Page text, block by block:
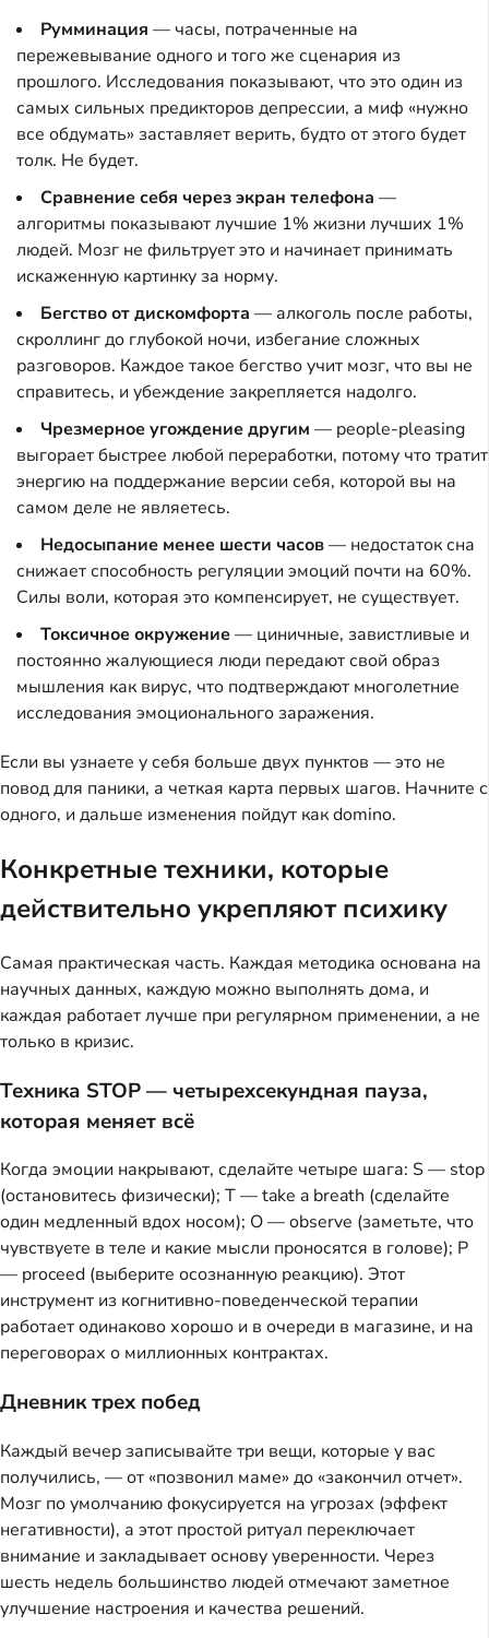
Румминация — часы, потраченные на
пережевывание одного и того же сценария из
прошлого. Исследования показывают, что это один из
самых сильных предикторов депрессии, а миф «нужно
все обдумать» заставляет верить, будто от этого будет
толк. Не будет.
Сравнение себя через экран телефона —
алгоритмы показывают лучшие 1% жизни лучших 1%
людей. Мозг не фильтрует это и начинает принимать
искаженную картинку за норму.
Бегство от дискомфорта — алкоголь после работы,
скроллинг до глубокой ночи, избегание сложных
разговоров. Каждое такое бегство учит мозг, что вы не
справитесь, и убеждение закрепляется надолго.
Чрезмерное угождение другим — people-pleasing
выгорает быстрее любой переработки, потому что тратит
энергию на поддержание версии себя, которой вы на
самом деле не являетесь.
Недосыпание менее шести часов— недостаток сна
снижает способность регуляции эмоций почти на 60%.
Силы воли, которая это компенсирует, не существует.
Токсичное окружение— циничные, завистливые и
постоянно жалующиеся люди передают свой образ
мышления как вирус, что подтверждают многолетние
исследования эмоционального заражения.
Если вы узнаете у себя больше двух пунктов — это не
повод для паники, а четкая карта первых шагов. Начните с
одного, и дальше изменения пойдут как domino.
Конкретные техники, которые
действительно укрепляют психику
Самая практическая часть. Каждая методика основана на
научных данных, каждую можно выполнять дома, и
каждая работает лучше при регулярном применении, а не
только в кризис.
Техника STOP — четырехсекундная пауза,
которая меняет всё
Когда эмоции накрывают, сделайте четыре шага: S — stop
(остановитесь физически); T — take a breath (сделайте
один медленный вдох носом); O — observe (заметьте, что
чувствуете в теле и какие мысли проносятся в голове); P
— proceed (выберите осознанную реакцию). Этот
инструмент из когнитивно-поведенческой терапии
работает одинаково хорошо и в очереди в магазине, и на
переговорах о миллионных контрактах.
Дневник трех побед
Каждый вечер записывайте три вещи, которые у вас
получились, — от «позвонил маме» до «закончил отчет».
Мозг по умолчанию фокусируется на угрозах (эффект
негативности), а этот простой ритуал переключает
внимание и закладывает основу уверенности. Через
шесть недель большинство людей отмечают заметное
улучшение настроения и качества решений.